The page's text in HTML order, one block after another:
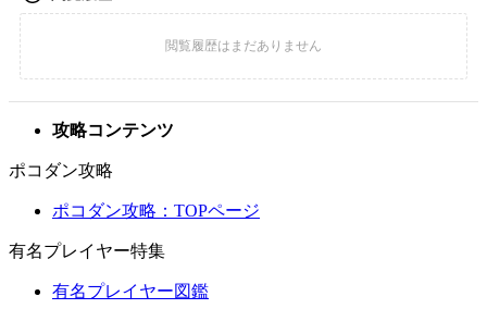
攻略コンテンツ
ポコダン攻略
ポコダン攻略：TOPページ
有名プレイヤー特集
有名プレイヤー図鑑